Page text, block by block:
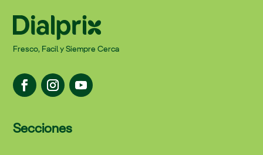
Fresco, Facil y Siempre Cerca
Secciones